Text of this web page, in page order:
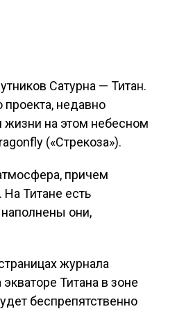
Сатурна — Титан.
недавно
жизни на этом небесном
(«Стрекоза»).
причем
Титане есть
они,
журнала
Титана в зоне
беспрепятственно